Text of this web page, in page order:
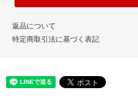
返品について
特定商取引法に基づく表記